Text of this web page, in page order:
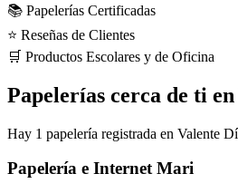
📚 Papelerías Certificadas
⭐ Reseñas de Clientes
🛒 Productos Escolares y de Oficina
Papelerías cerca de ti
Hay 1 papelería registrada en Valente
Papelería e Internet Mari